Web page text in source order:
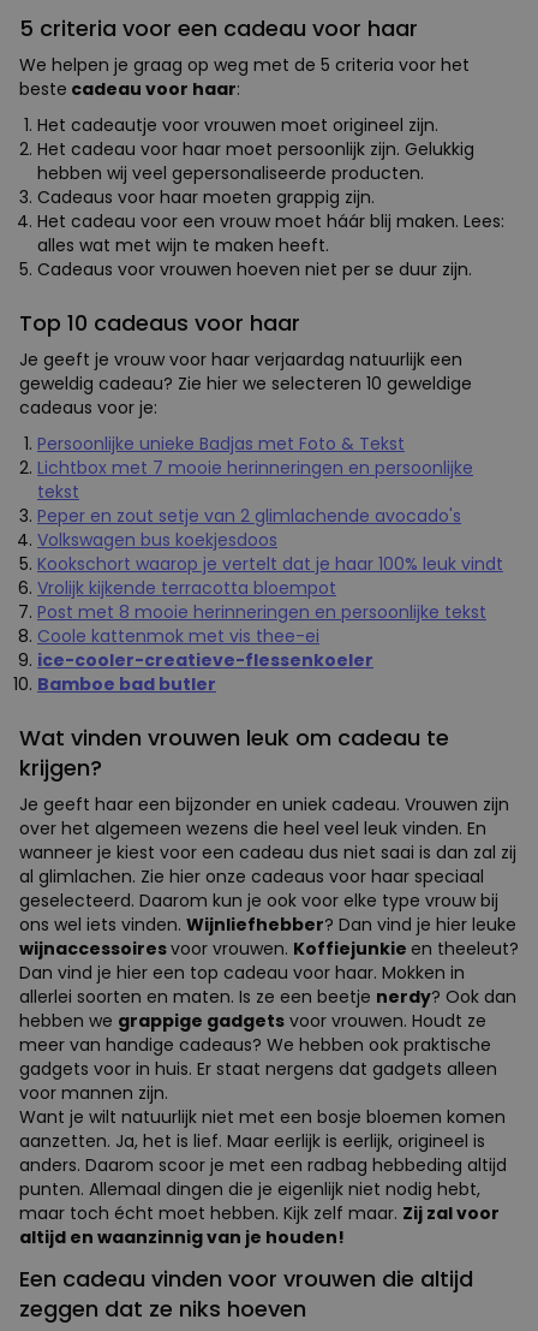
5 criteria voor een cadeau voor haar
We helpen je graag op weg met de 5 criteria voor het
beste cadeau voor haar:
Het cadeautje voor vrouwen moet origineel zijn.
Het cadeau voor haar moet persoonlijk zijn. Gelukkig
hebben wij veel gepersonaliseerde producten.
Cadeaus voor haar moeten grappig zijn.
Het cadeau voor een vrouw moet háár blij maken. Lees:
alles wat met wijn te maken heeft.
Cadeaus voor vrouwen hoeven niet per se duur zijn.
Top 10 cadeaus voor haar
Je geeft je vrouw voor haar verjaardag natuurlijk een
geweldig cadeau? Zie hier we selecteren 10 geweldige
cadeaus voor je:
Persoonlijke unieke Badjas met Foto & Tekst
Lichtbox met 7 mooie herinneringen en persoonlijke
tekst
Peper en zout setje van 2 glimlachende avocado's
Volkswagen bus koekjesdoos
Kookschort waarop je vertelt dat je haar 100% leuk vindt
Vrolijk kijkende terracotta bloempot
Post met 8 mooie herinneringen en persoonlijke tekst
Coole kattenmok met vis thee-ei
ice-cooler-creatieve-flessenkoeler
Bamboe bad butler
Wat vinden vrouwen leuk om cadeau te
krijgen?
Je geeft haar een bijzonder en uniek cadeau. Vrouwen zijn
over het algemeen wezens die heel veel leuk vinden. En
wanneer je kiest voor een cadeau dus niet saai is dan zal zij
al glimlachen. Zie hier onze cadeaus voor haar speciaal
geselecteerd. Daarom kun je ook voor elke type vrouw bij
ons wel iets vinden. Wijnliefhebber? Dan vind je hier leuke
wijnaccessoiresvoor vrouwen. Koffiejunkie en theeleut?
Dan vind je hier een top cadeau voor haar. Mokken in
allerlei soorten en maten. Is ze een beetje nerdy? Ook dan
hebben we grappige gadgets voor vrouwen. Houdt ze
meer van handige cadeaus? We hebben ook praktische
gadgets voor in huis. Er staat nergens dat gadgets alleen
voor mannen zijn.
Want je wilt natuurlijk niet met een bosje bloemen komen
aanzetten. Ja, het is lief. Maar eerlijk is eerlijk, origineel is
anders. Daarom scoor je met een radbag hebbeding altijd
punten. Allemaal dingen die je eigenlijk niet nodig hebt,
maar toch écht moet hebben. Kijk zelf maar. Zij zal voor
altijd en waanzinnig van je houden!
Een cadeau vinden voor vrouwen die altijd
zeggen dat ze niks hoeven